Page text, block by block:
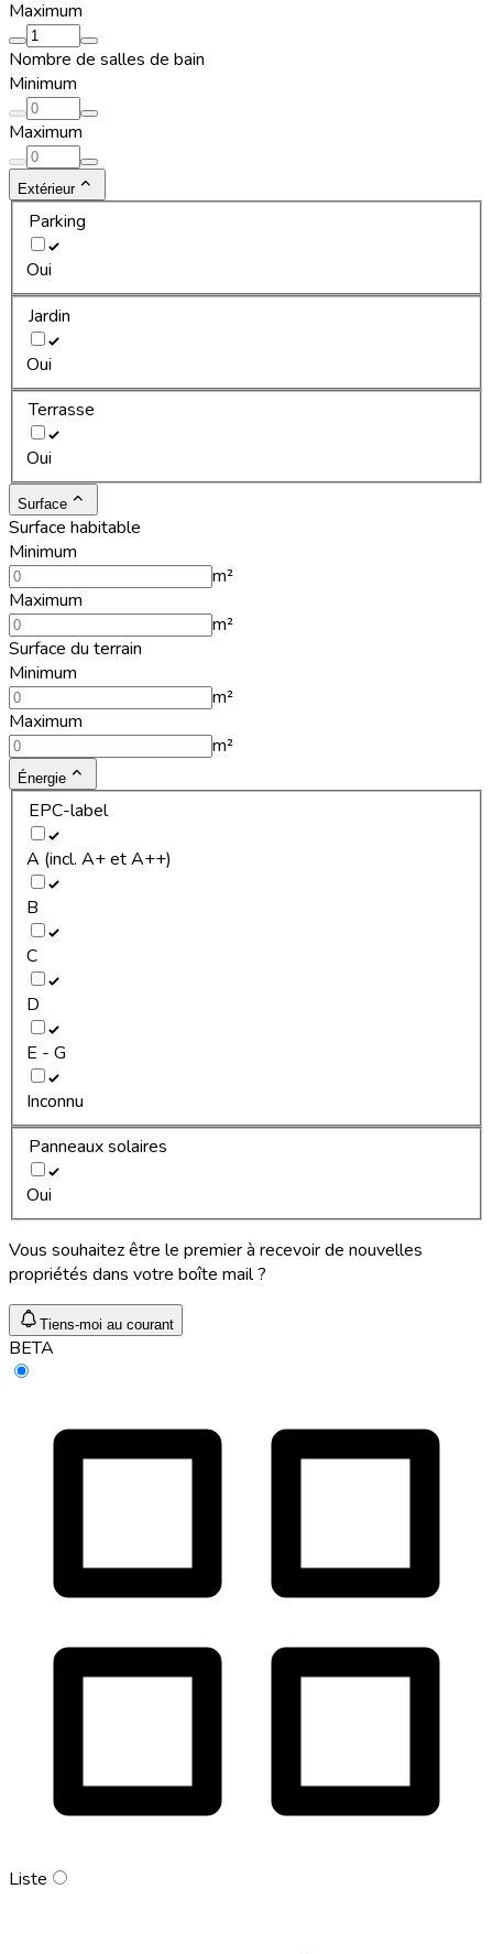
Maximum
Nombre de salles de bain
Minimum
Maximum
Extérieur
Parking
Oui
Jardin
Oui
Terrasse
Oui
Surface
Surface habitable
Minimum
m²
Maximum
m²
Surface du terrain
Minimum
m²
Maximum
m²
Énergie
EPC-label
A (incl. A+ et A++)
B
C
D
E - G
Inconnu
Panneaux solaires
Oui
Vous souhaitez être le premier à recevoir de nouvelles
propriétés dans votre boîte mail ?
Tiens-moi au courant
BETA
Liste